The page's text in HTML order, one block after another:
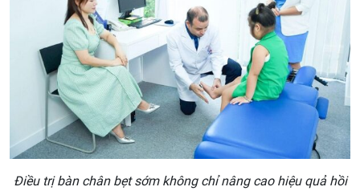
Điều trị bàn chân bẹt sớm không chỉ nâng cao hiệu quả hồi